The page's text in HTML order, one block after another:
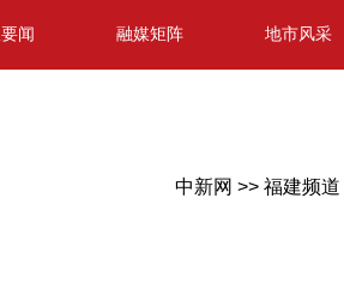
闻 融媒矩阵 地市风采
中新网 >> 福建频道